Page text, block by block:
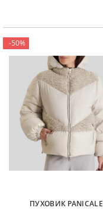
-50%
ПУХОВИК PANICALE